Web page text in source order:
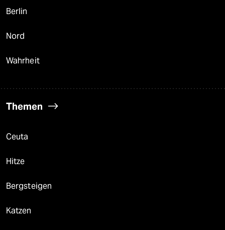
Berlin
Nord
Wahrheit
Themen
Ceuta
Hitze
Bergsteigen
Katzen